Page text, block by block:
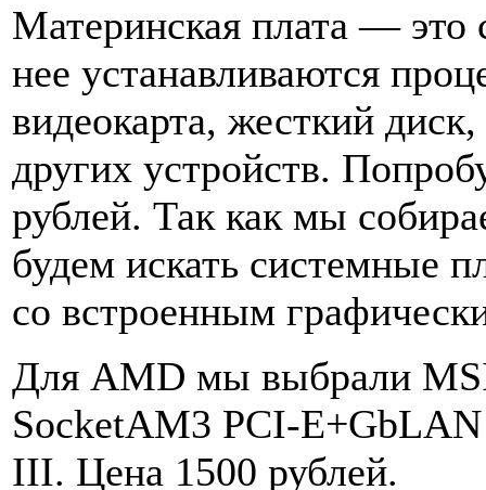
Материнская плата — это
нее устанавливаются
видеокарта, жесткий
других устройств.
рублей. Так как мы
будем искать системные
со встроенным
Для AMD мы выбрали
SocketAM3 PCI-
III. Цена 1500 рублей.